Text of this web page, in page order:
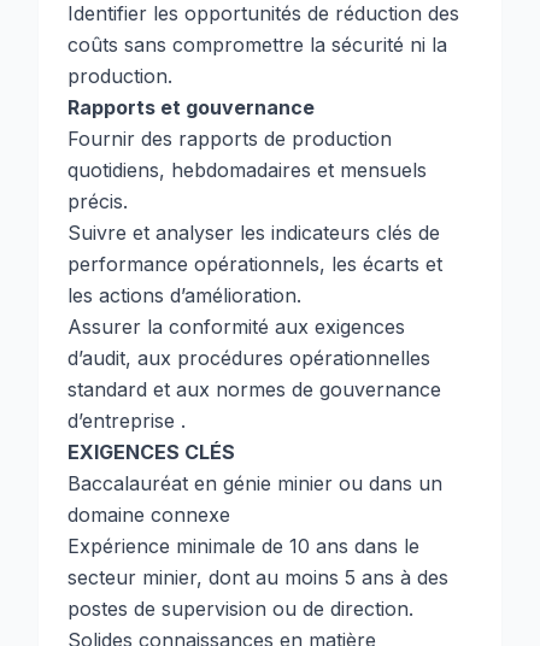
Identifier les opportunités de réduction des
coûts sans compromettre la sécurité ni la
production.
Rapports et gouvernance
Fournir des rapports de production
quotidiens, hebdomadaires et mensuels
précis.
Suivre et analyser les indicateurs clés de
performance opérationnels, les écarts et
les actions d’amélioration.
Assurer la conformité aux exigences
d’audit, aux procédures opérationnelles
standard et aux normes de gouvernance
d’entreprise .
EXIGENCES CLÉS
Baccalauréat en génie minier ou dans un
domaine connexe
Expérience minimale de 10 ans dans le
secteur minier, dont au moins 5 ans à des
postes de supervision ou de direction.
Solides connaissances en matière